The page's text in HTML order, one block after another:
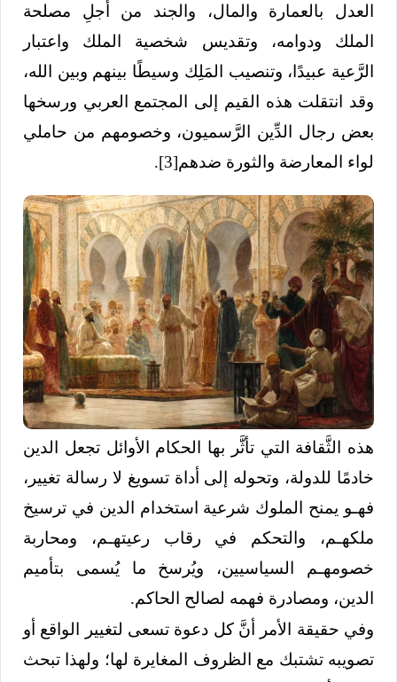
العدل بالعمارة والمال، والجند من أجلِ مصلحة
الملك ودوامه، وتقديس شخصية الملك واعتبار
الرَّعية عبيدًا، وتنصيب المَلِك وسيطًا بينهم وبين الله،
وقد انتقلت هذه القيم إلى المجتمع العربي ورسخها
بعض رجال الدِّين الرَّسميون، وخصومهم من حاملي
لواء المعارضة والثورة ضدهم[3]
.
هذه الثَّقافة التي تأثَّر بها الحكام الأوائل تجعل الدين
خادمًا للدولة، وتحوله إلى أداة تسويغ لا رسالة تغيير،
فهـو يمنح الملوك شرعية استخدام الدين في ترسيخ
ملكهـم، والتحكم في رقاب رعيتهـم، ومحاربة
خصومهـم السياسيين، ويُرسخ ما يُسمى بتأميم
الدين، ومصادرة فهمه لصالح الحاكم.
وفي حقيقة الأمر أنَّ كل دعوة تسعى لتغيير الواقع أو
تصويبه تشتبك مع الظروف المغايرة لها؛ ولهذا تبحث